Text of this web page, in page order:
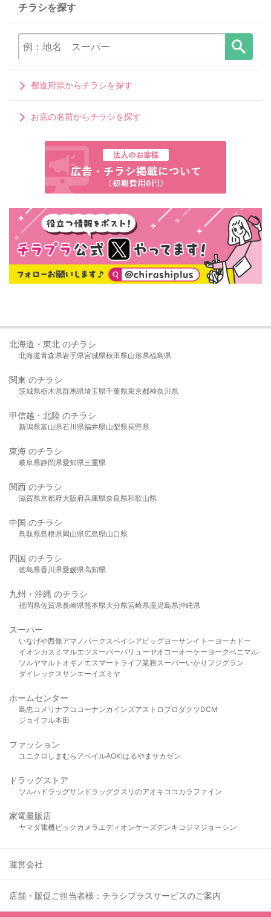
チラシを探す
都道府県からチラシを探す
お店の名前からチラシを探す
北海道・東北 のチラシ
北海道青森県岩手県宮城県秋田県山形県福島県
関東 のチラシ
茨城県栃木県群馬県埼玉県千葉県東京都神奈川県
甲信越・北陸 のチラシ
新潟県富山県石川県福井県山梨県長野県
東海 のチラシ
岐阜県静岡県愛知県三重県
関西 のチラシ
滋賀県京都府大阪府兵庫県奈良県和歌山県
中国 のチラシ
鳥取県島根県岡山県広島県山口県
四国 のチラシ
徳島県香川県愛媛県高知県
九州・沖縄 のチラシ
福岡県佐賀県長崎県熊本県大分県宮崎県鹿児島県沖縄県
スーパー
いなげや西條アマノパークスベイシア ビッグヨーサンイトーヨーカドー
イオンカスミ マルエツスーパーバリューヤオコーオーケー ヨークベニマル
ツルヤマルト オギノ エスマート ライフ業務スーパーいかり フジグラン
ダイレックスサンエーイズミヤ
ホームセンター
島忠 コメリ ナフコ コーナンカインズアストロプロダクツDCM
ジョイフル本田
ファッション
ユニクロ しまむら アベイルAOKIはるやま サカゼン
ドラッグストア
ツルハドラッグサンドラッグクスリのアオキ ココカラファイン
家電量販店
ヤマダ電機ビックカメラ エディオンケーズデンキ コジマジョーシン
運営会社
店舗・販促ご担当者様：チラシプラスサービスのご案内